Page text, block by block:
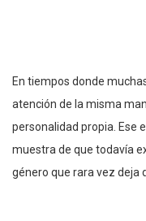
En tiempos donde
atención de la misma
personalidad propia. Ese
muestra de que todavía
género que rara vez deja